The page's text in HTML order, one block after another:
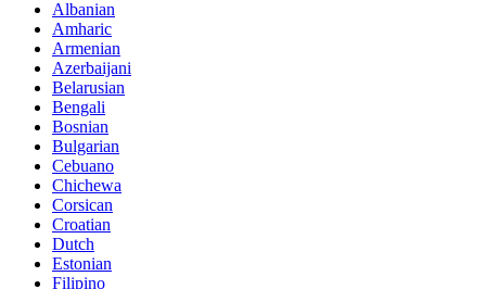
Albanian
Amharic
Armenian
Azerbaijani
Belarusian
Bengali
Bosnian
Bulgarian
Cebuano
Chichewa
Corsican
Croatian
Dutch
Estonian
Filipino